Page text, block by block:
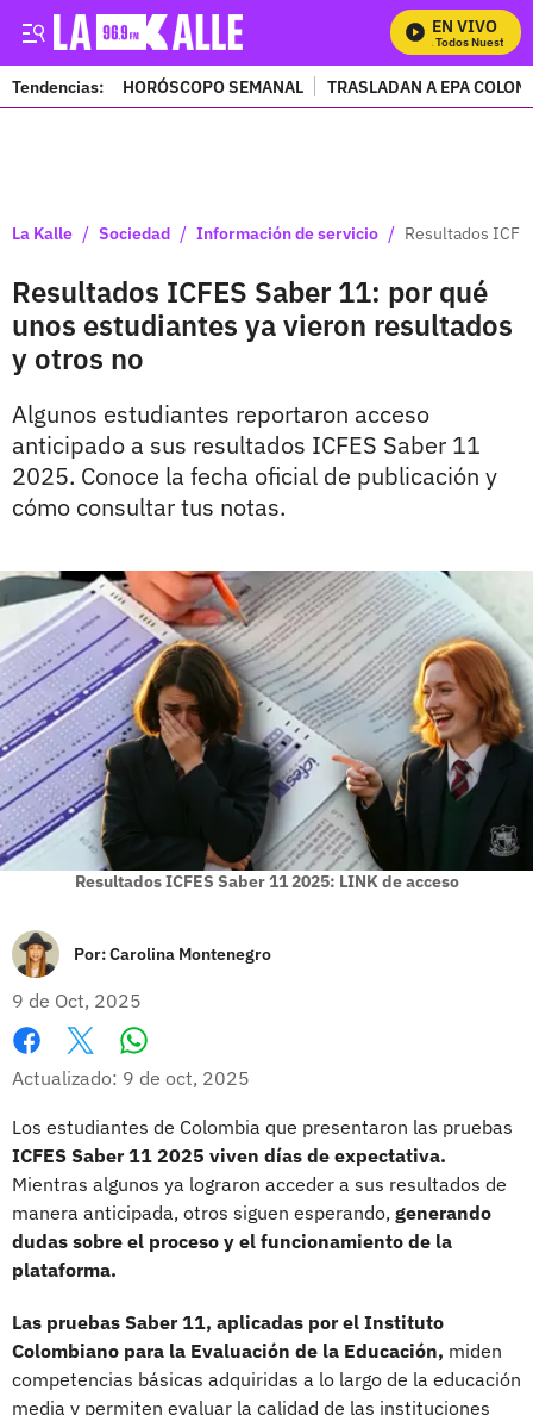
EN VIVO
Mira Todos Nuestros
Tendencias: HORÓSCOPO SEMANAL TRASLADAN A EPA
La Kalle / Sociedad / Información de servicio / Resultados
Resultados ICFES Saber 11: por qué
unos estudiantes ya vieron resultados
y otros no
Algunos estudiantes reportaron acceso
anticipado a sus resultados ICFES Saber 11
2025. Conoce la fecha oficial de publicación y
cómo consultar tus notas.
Resultados ICFES Saber 11 2025: LINK de acceso
Por:Carolina Montenegro
9 de Oct, 2025
Facebook
X
Actualizado: 9 de oct, 2025
Los estudiantes de Colombia que presentaron las pruebas
ICFES Saber 11 2025 viven días de expectativa.
Mientras algunos ya lograron acceder a sus resultados de
manera anticipada, otros siguen esperando, generando
dudas sobre el proceso y el funcionamiento de la
plataforma.
Las pruebas Saber 11, aplicadas por el Instituto
Colombiano para la Evaluación de la Educación, miden
competencias básicas adquiridas a lo largo de la educación
media y permiten evaluar la calidad de las instituciones